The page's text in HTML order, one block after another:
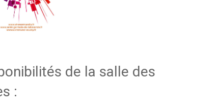
de la salle des
: